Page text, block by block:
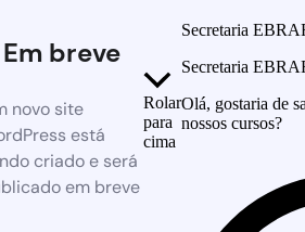
Em breve
novo site
está
criado e será
em breve
Rolar
para
cima
Secretaria
Secretaria
Olá, gostaria de
nossos cursos?